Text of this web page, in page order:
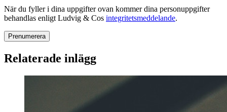
När du fyller i dina uppgifter ovan kommer dina personuppgifter
behandlas enligt Ludvig & Cos integritetsmeddelande.
Relaterade inlägg